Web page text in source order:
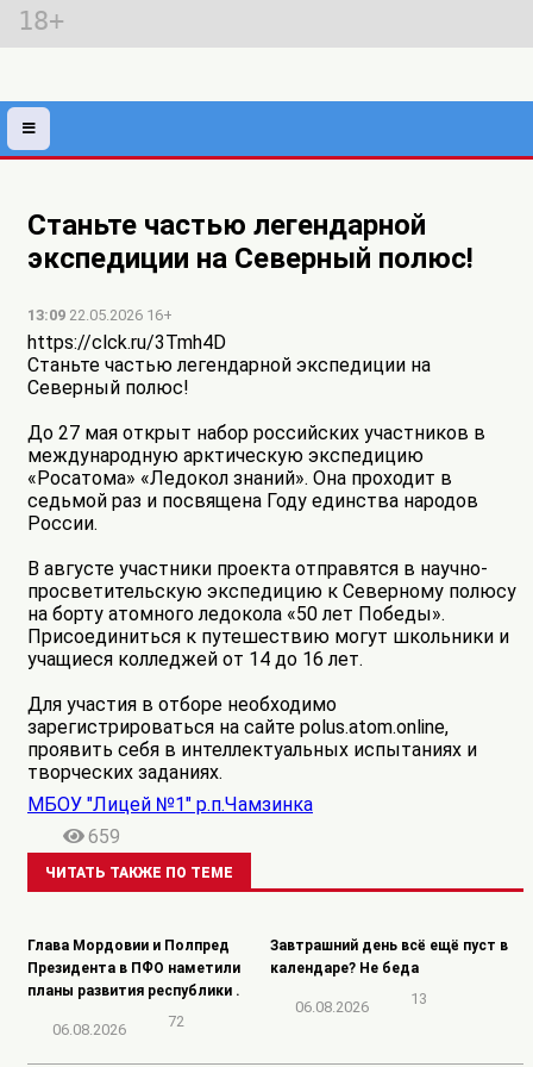
18+
Станьте частью легендарной
экспедиции на Северный полюс!
13:09 22.05.2026 16+
https://clck.ru/3Tmh4D
Станьте частью легендарной экспедиции на
Северный полюс!
До 27 мая открыт набор российских участников в
международную арктическую экспедицию
«Росатома» «Ледокол знаний». Она проходит в
седьмой раз и посвящена Году единства народов
России.
В августе участники проекта отправятся в научно-
просветительскую экспедицию к Северному полюсу
на борту атомного ледокола «50 лет Победы».
Присоединиться к путешествию могут школьники и
учащиеся колледжей от 14 до 16 лет.
Для участия в отборе необходимо
зарегистрироваться на сайте polus.atom.online,
проявить себя в интеллектуальных испытаниях и
творческих заданиях.
МБОУ "Лицей №1" р.п.Чамзинка
659
ЧИТАТЬ ТАКЖЕ ПО ТЕМЕ
Глава Мордовии и Полпред
Президента в ПФО наметили
планы развития республики .
06.08.2026 72
Завтрашний день всё ещё пуст в
календаре? Не беда
06.08.2026 13